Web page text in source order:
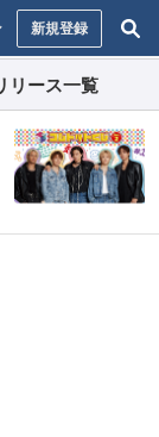
新規登録
リース一覧